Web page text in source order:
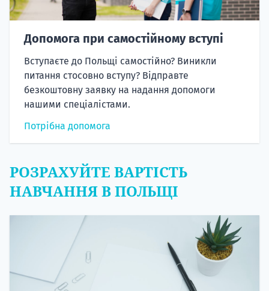
Допомога при самостійному вступі
Вступаєте до Польщі самостійно? Виникли
питання стосовно вступу? Відправте
безкоштовну заявку на надання допомоги
нашими спеціалістами.
Потрібна допомога
РОЗРАХУЙТЕ ВАРТІСТЬ
НАВЧАННЯ В ПОЛЬЩІ